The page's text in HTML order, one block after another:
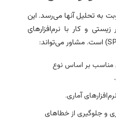
به تحلیل آنها می‌رسد. این
و کار با نرم‌افزارهای
مناسب بر اساس نوع
آماری.
و جلوگیری از خطاهای